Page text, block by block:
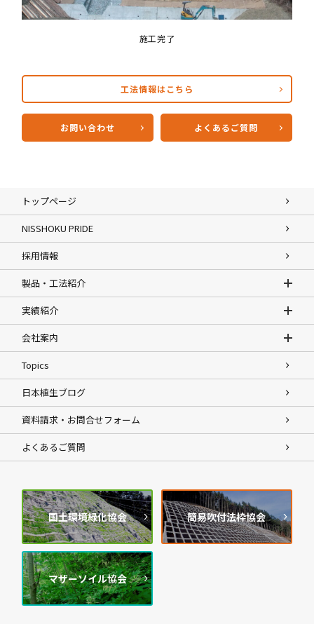
施工完了
工法情報はこちら
お問い合わせ よくあるご質問
トップページ
NISSHOKU PRIDE
採用情報
製品・工法紹介
実績紹介
会社案内
Topics
日本植生ブログ
資料請求・お問合せフォーム
よくあるご質問
国土環境緑化協会 簡易吹付法枠協会
マザーソイル協会